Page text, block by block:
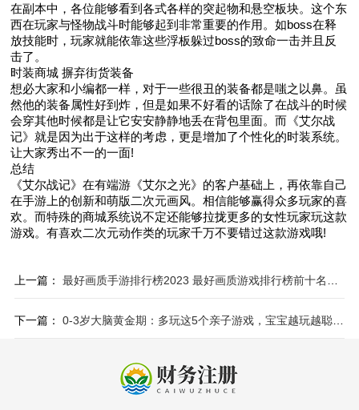
在副本中，各位能够看到各式各样的突起物和悬空板块。这个东
西在玩家与怪物战斗时能够起到非常重要的作用。如boss在释
放技能时，玩家就能依靠这些浮板躲过boss的致命一击并且反
击了。
时装商城 摒弃街货装备
想必大家和小编都一样，对于一些很丑的装备都是嗤之以鼻。虽
然他的装备属性好到炸，但是如果不好看的话除了在战斗的时候
会穿其他时候都是让它安安静静地丢在背包里面。而《艾尔战
记》就是因为出于这样的考虑，更是增加了个性化的时装系统。
让大家秀出不一的一面!
总结
《艾尔战记》在有端游《艾尔之光》的客户基础上，再依靠自己
在手游上的创新和萌版二次元画风。相信能够赢得众多玩家的喜
欢。而特殊的商城系统说不定还能够拉拢更多的女性玩家玩这款
游戏。有喜欢二次元动作类的玩家千万不要错过这款游戏哦!
上一篇： 最好画质手游排行榜2023 最好画质游戏排行榜前十名推荐
下一篇： 0-3岁大脑黄金期：多玩这5个亲子游戏，宝宝越玩越聪明！